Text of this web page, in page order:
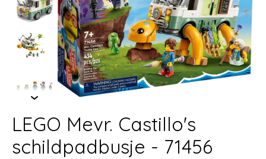
LEGO Mevr. Castillo's
schildpadbusje - 71456